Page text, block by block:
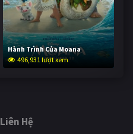
Hành Trình Của Moana
496,931 lượt xem
Liên Hệ